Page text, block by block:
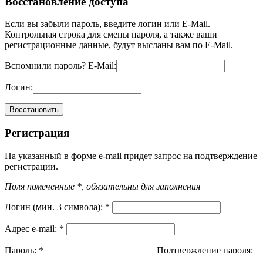
Если вы забыли пароль, введите логин или E-Mail.
Контрольная строка для смены пароля, а также ваши
регистрационные данные, будут высланы вам по E-Mail.
Вспомнили пароль? E-Mail:
Логин:
Регистрация
На указанный в форме e-mail придет запрос на подтверждение
регистрации.
Поля помеченные *, обязательны для заполнения
Логин (мин. 3 символа): *
Адрес e-mail: *
Пароль: *
Подтверждение пароля: